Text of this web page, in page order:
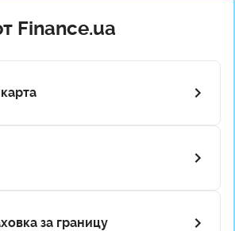
Finance.ua
за границу